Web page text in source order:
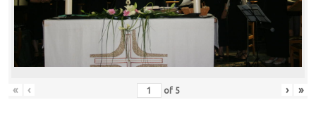
« ‹ of 5 › »